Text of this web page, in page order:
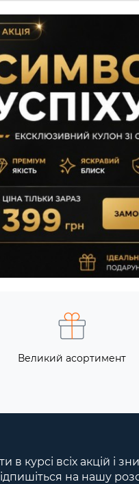
Великий асортимент
в курсі всіх акцій і
на нашу